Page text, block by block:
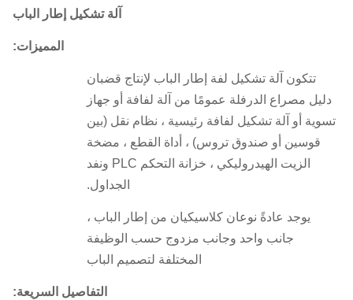
آلة تشكيل إطار الباب
المميزات:
تتكون آلة تشكيل لفة إطار الباب لإنتاج قضبان
دليل مصراع الدرفلة عمومًا من آلة لفافة أو جهاز
تسوية أو آلة تشكيل لفافة رئيسية ، نظام نقل (بين
قوسين أو صندوق تروس) ، أداة القطع ، مضخة
الزيت الهيدروليكي ، خزانة التحكم PLC ونفد
الجداول.
يوجد عادةً نوعان كلاسيكيان من إطار الباب ،
جانب واحد وجانب مزدوج حسب الوظيفة
المختلفة لتصميم الباب
التفاصيل السريعة: